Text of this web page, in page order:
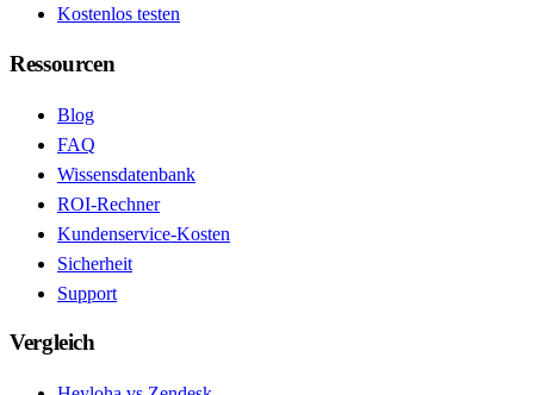
Kostenlos testen
Ressourcen
Blog
FAQ
Wissensdatenbank
ROI-Rechner
Kundenservice-Kosten
Sicherheit
Support
Vergleich